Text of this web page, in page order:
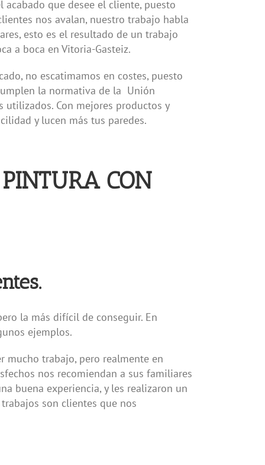
que desee el cliente, puesto
nos avalan, nuestro trabajo habla
esto es el resultado de un trabajo
a boca en Vitoria-Gasteiz.
no escatimamos en costes, puesto
la normativa de la Unión
Con mejores productos y
y lucen más tus paredes.
CON
la más difícil de conseguir. En
ejemplos.
mucho trabajo, pero realmente en
nos recomiendan a sus familiares
buena experiencia, y les realizaron un
son clientes que nos